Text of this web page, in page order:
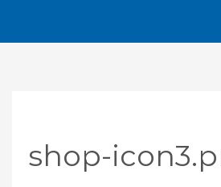
shop-